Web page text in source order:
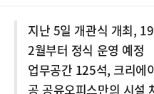
지난 5일 개관식 개최,
2월부터 정식 운영 예정
업무공간 125석, 크리에
공 공유오피스만의 시설